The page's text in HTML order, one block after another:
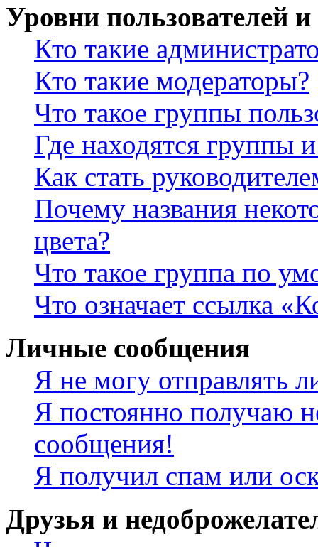
Уровни пользователей
Кто такие
Кто такие модераторы?
Что такое группы
Где находятся группы
Как стать
Почему названия
цвета?
Что такое группа по
Что означает ссылка
Личные сообщения
Я не могу отправлять
Я постоянно получаю
сообщения!
Я получил спам или
Друзья и